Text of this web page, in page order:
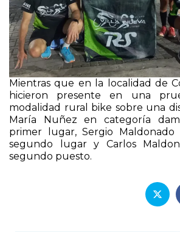
Mientras que en la localidad de
hicieron presente en una
modalidad rural bike sobre una
María Nuñez en categoría
primer lugar, Sergio Maldonado
segundo lugar y Carlos
segundo puesto.